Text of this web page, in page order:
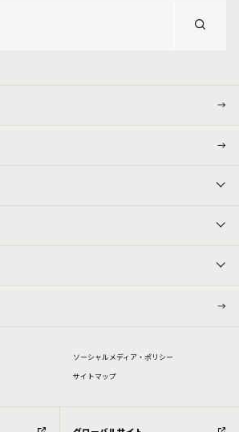
ソーシャルメディア・ポリシー
サイトマップ